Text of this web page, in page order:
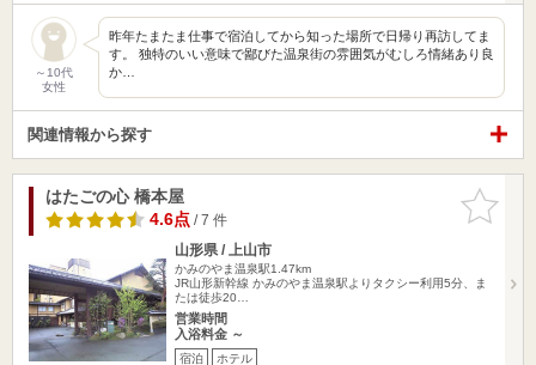
～10代
女性
昨年たまたま仕事で宿泊してから知った場所で日帰り再訪してま
す。 独特のいい意味で鄙びた温泉街の雰囲気がむしろ情緒あり良
か…
関連情報から探す
お気に入
りに追加
はたごの心 橋本屋
4.6点/ 7 件
山形県 / 上山市
かみのやま温泉駅1.47km
JR山形新幹線 かみのやま温泉駅よりタクシー利用5分、ま
たは徒歩20…
営業時間
入浴料金 ～
宿泊 ホテル